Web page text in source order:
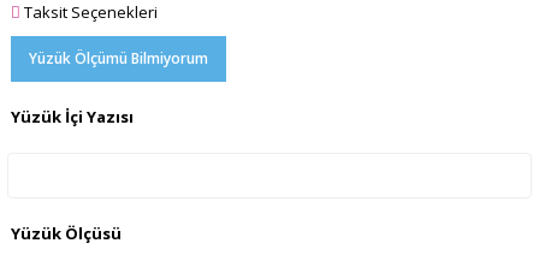
Taksit Seçenekleri
Yüzük Ölçümü Bilmiyorum
Yüzük İçi Yazısı
Yüzük Ölçüsü